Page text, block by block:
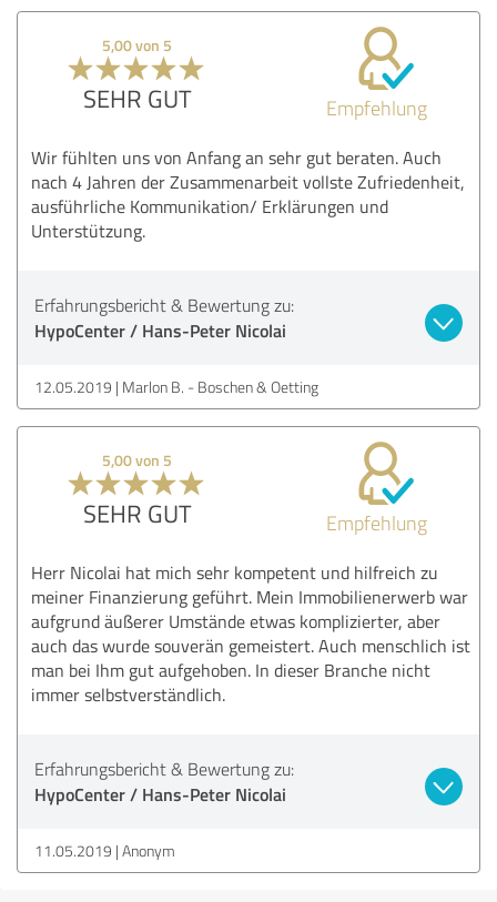
5,00 von 5
SEHR GUT Empfehlung
Wir fühlten uns von Anfang an sehr gut beraten. Auch
nach 4 Jahren der Zusammenarbeit vollste Zufriedenheit,
ausführliche Kommunikation/ Erklärungen und
Unterstützung.
Erfahrungsbericht & Bewertung zu:
HypoCenter / Hans-Peter Nicolai
12.05.2019 Marlon B. - Boschen & Oetting
5,00 von 5
SEHR GUT Empfehlung
Herr Nicolai hat mich sehr kompetent und hilfreich zu
meiner Finanzierung geführt. Mein Immobilienerwerb war
aufgrund äußerer Umstände etwas komplizierter, aber
auch das wurde souverän gemeistert. Auch menschlich ist
man bei Ihm gut aufgehoben. In dieser Branche nicht
immer selbstverständlich.
Erfahrungsbericht & Bewertung zu:
HypoCenter / Hans-Peter Nicolai
11.05.2019 Anonym